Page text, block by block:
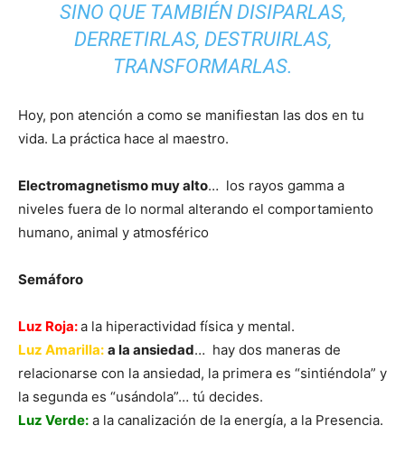
SINO QUE TAMBIÉN DISIPARLAS,
DERRETIRLAS, DESTRUIRLAS,
TRANSFORMARLAS.
Hoy, pon atención a como se manifiestan las dos en tu
vida. La práctica hace al maestro.
Electromagnetismo muy alto… los rayos gamma a
niveles fuera de lo normal alterando el comportamiento
humano, animal y atmosférico
Semáforo
Luz Roja:a la hiperactividad física y mental.
Luz Amarilla: a la ansiedad… hay dos maneras de
relacionarse con la ansiedad, la primera es “sintiéndola” y
la segunda es “usándola”… tú decides.
Luz Verde: a la canalización de la energía, a la Presencia.